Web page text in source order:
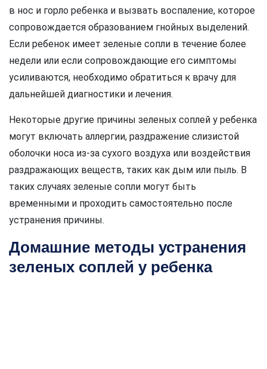
в нос и горло ребенка и вызвать воспаление, которое
сопровождается образованием гнойных выделений.
Если ребенок имеет зеленые сопли в течение более
недели или если сопровождающие его симптомы
усиливаются, необходимо обратиться к врачу для
дальнейшей диагностики и лечения.
Некоторые другие причины зеленых соплей у ребенка
могут включать аллергии, раздражение слизистой
оболочки носа из-за сухого воздуха или воздействия
раздражающих веществ, таких как дым или пыль. В
таких случаях зеленые сопли могут быть
временными и проходить самостоятельно после
устранения причины.
Домашние методы устранения
зеленых соплей у ребенка